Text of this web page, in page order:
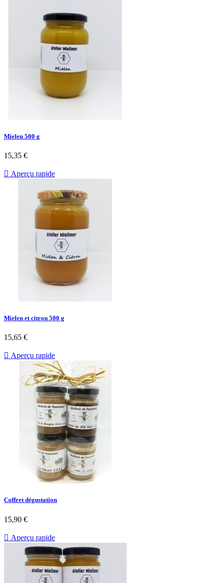
Mielen 500 g
15,35 €
 Aperçu rapide
Mielen et citron 500 g
15,65 €
 Aperçu rapide
Coffret dégustation
15,90 €
 Aperçu rapide